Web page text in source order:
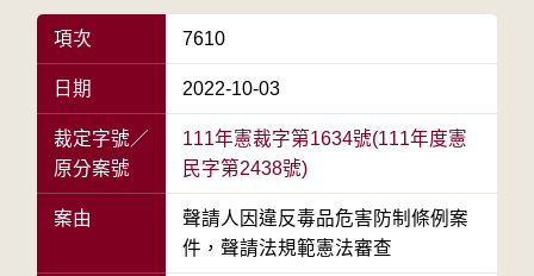
項次 7610
日期 2022-10-03
裁定字號／
原分案號
111年憲裁字第1634號(111年度憲
民字第2438號)
案由
聲請人因違反毒品危害防制條例案
件，聲請法規範憲法審查